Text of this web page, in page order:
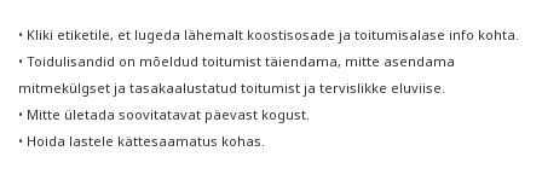
• Kliki etiketile, et lugeda lähemalt koostisosade ja toitumisalase info kohta.
• Toidulisandid on mõeldud toitumist täiendama, mitte asendama
mitmekülgset ja tasakaalustatud toitumist ja tervislikke eluviise.
• Mitte ületada soovitatavat päevast kogust.
• Hoida lastele kättesaamatus kohas.